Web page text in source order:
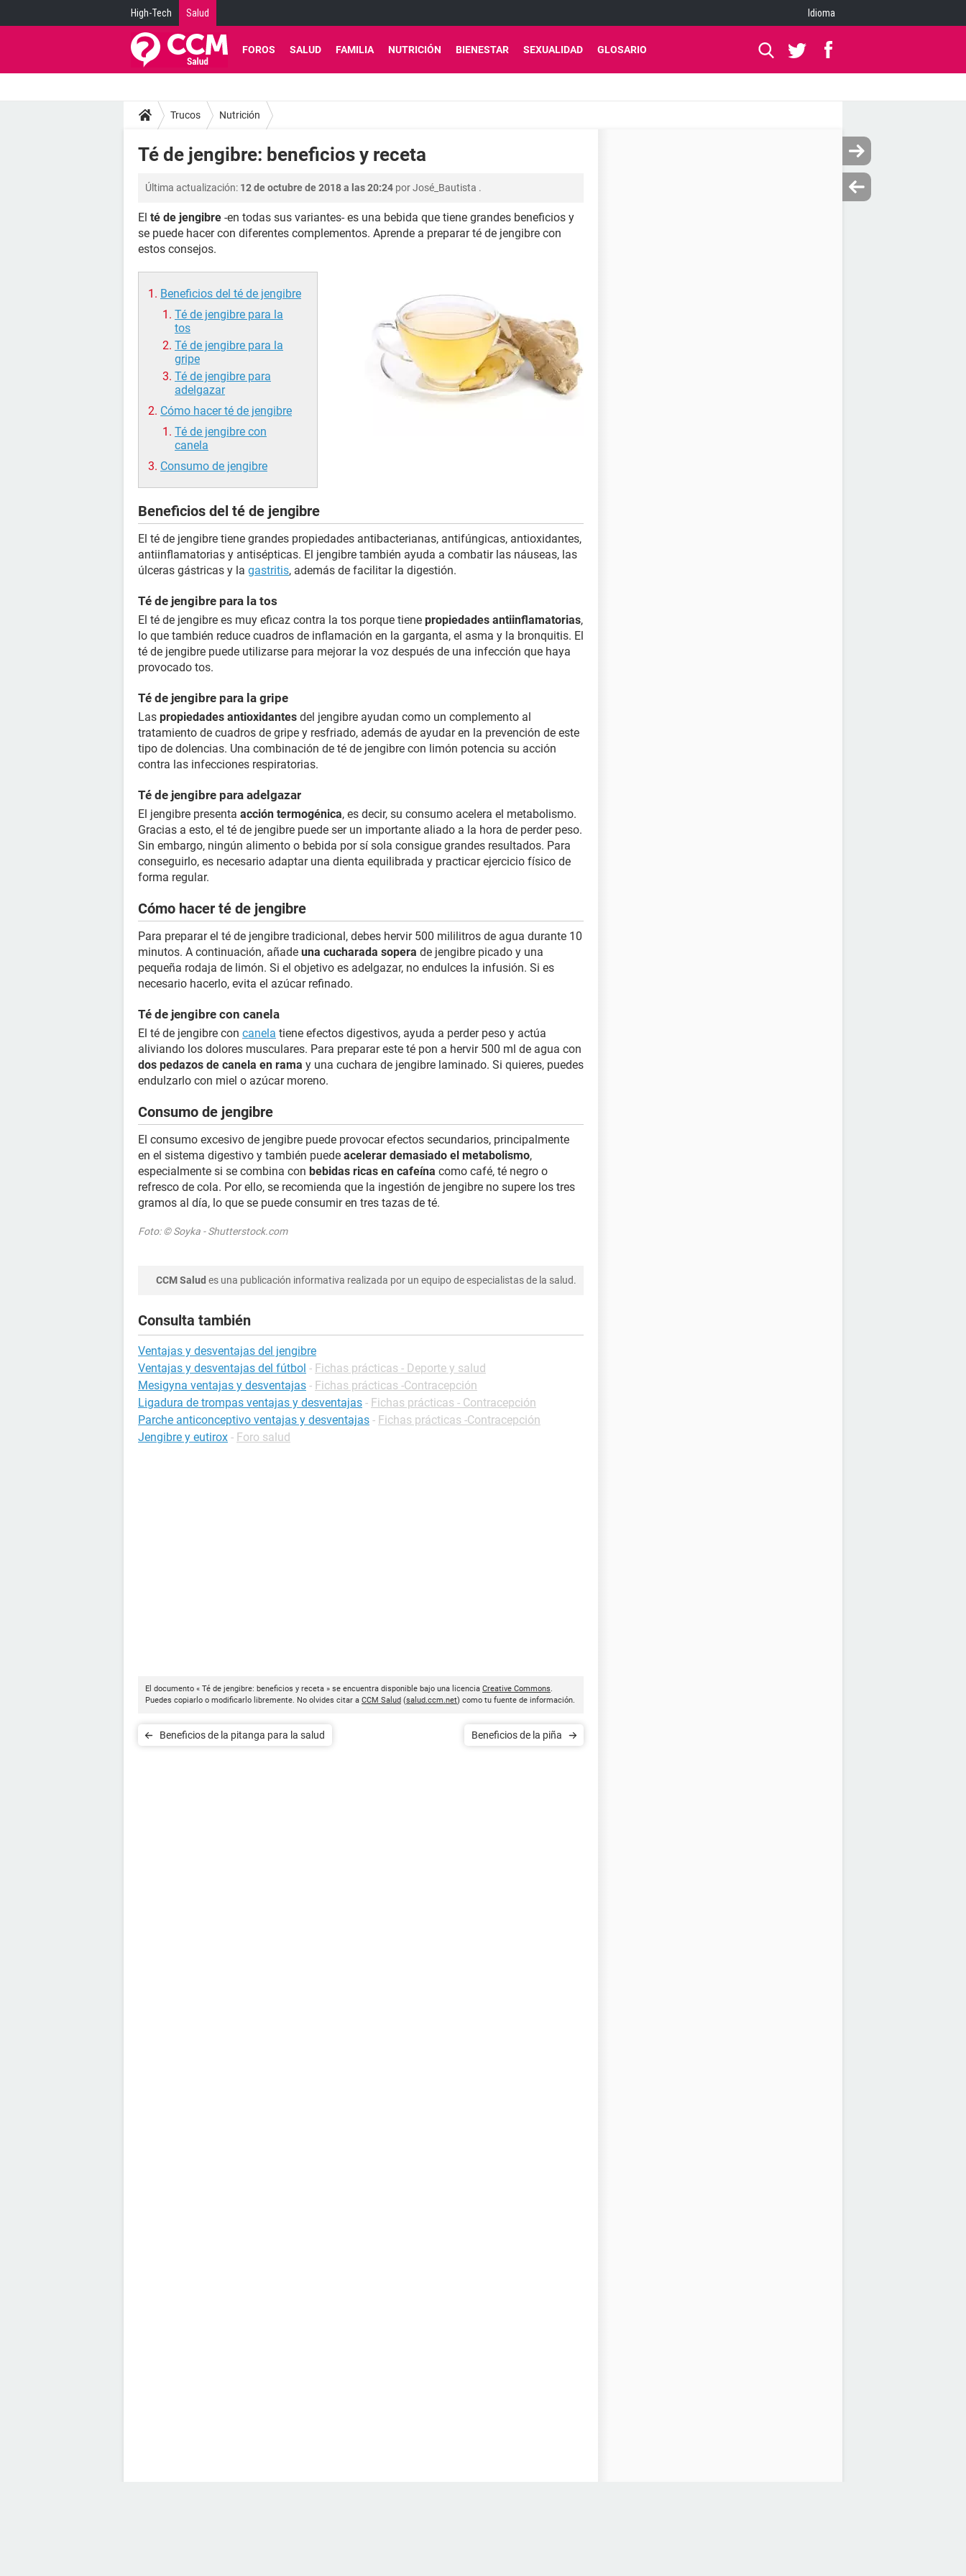
High-Tech Salud Idioma
FOROS SALUD FAMILIA NUTRICIÓN BIENESTAR SEXUALIDAD GLOSARIO
Trucos Nutrición
Té de jengibre: beneficios y receta
Última actualización: 12 de octubre de 2018 a las 20:24 porJosé_Bautista .
El té de jengibre -en todas sus variantes- es una bebida que tiene grandes beneficios y
se puede hacer con diferentes complementos. Aprende a preparar té de jengibre con
estos consejos.
Beneficios del té de jengibre
Té de jengibre para la
tos
Té de jengibre para la
gripe
Té de jengibre para
adelgazar
Cómo hacer té de jengibre
Té de jengibre con
canela
Consumo de jengibre
Beneficios del té de jengibre
El té de jengibre tiene grandes propiedades antibacterianas, antifúngicas, antioxidantes,
antiinflamatorias y antisépticas. El jengibre también ayuda a combatir las náuseas, las
úlceras gástricas y la gastritis, además de facilitar la digestión.
Té de jengibre para la tos
El té de jengibre es muy eficaz contra la tos porque tiene propiedades antiinflamatorias,
lo que también reduce cuadros de inflamación en la garganta, el asma y la bronquitis. El
té de jengibre puede utilizarse para mejorar la voz después de una infección que haya
provocado tos.
Té de jengibre para la gripe
Las propiedades antioxidantes del jengibre ayudan como un complemento al
tratamiento de cuadros de gripe y resfriado, además de ayudar en la prevención de este
tipo de dolencias. Una combinación de té de jengibre con limón potencia su acción
contra las infecciones respiratorias.
Té de jengibre para adelgazar
El jengibre presenta acción termogénica, es decir, su consumo acelera el metabolismo.
Gracias a esto, el té de jengibre puede ser un importante aliado a la hora de perder peso.
Sin embargo, ningún alimento o bebida por sí sola consigue grandes resultados. Para
conseguirlo, es necesario adaptar una dienta equilibrada y practicar ejercicio físico de
forma regular.
Cómo hacer té de jengibre
Para preparar el té de jengibre tradicional, debes hervir 500 mililitros de agua durante 10
minutos. A continuación, añade una cucharada sopera de jengibre picado y una
pequeña rodaja de limón. Si el objetivo es adelgazar, no endulces la infusión. Si es
necesario hacerlo, evita el azúcar refinado.
Té de jengibre con canela
El té de jengibre con canela tiene efectos digestivos, ayuda a perder peso y actúa
aliviando los dolores musculares. Para preparar este té pon a hervir 500 ml de agua con
dos pedazos de canela en rama y una cuchara de jengibre laminado. Si quieres, puedes
endulzarlo con miel o azúcar moreno.
Consumo de jengibre
El consumo excesivo de jengibre puede provocar efectos secundarios, principalmente
en el sistema digestivo y también puede acelerar demasiado el metabolismo,
especialmente si se combina con bebidas ricas en cafeína como café, té negro o
refresco de cola. Por ello, se recomienda que la ingestión de jengibre no supere los tres
gramos al día, lo que se puede consumir en tres tazas de té.
Foto: © Soyka - Shutterstock.com
CCM Salud es una publicación informativa realizada por un equipo de especialistas de la salud.
Consulta también
Ventajas y desventajas del jengibre
Ventajas y desventajas del fútbol - Fichas prácticas - Deporte y salud
Mesigyna ventajas y desventajas - Fichas prácticas -Contracepción
Ligadura de trompas ventajas y desventajas - Fichas prácticas - Contracepción
Parche anticonceptivo ventajas y desventajas - Fichas prácticas -Contracepción
Jengibre y eutirox - Foro salud
El documento « Té de jengibre: beneficios y receta » se encuentra disponible bajo una licencia Creative Commons.
Puedes copiarlo o modificarlo libremente. No olvides citar a CCM Salud (salud.ccm.net) como tu fuente de información.
Beneficios de la pitanga para la salud Beneficios de la piña